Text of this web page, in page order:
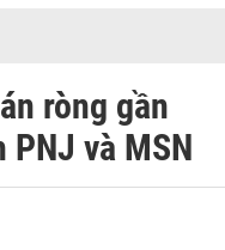
ròng gần
và MSN